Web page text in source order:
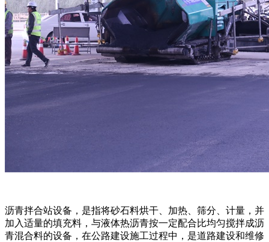
沥青拌合站设备，是指将砂石料烘干、加热、筛分、计量，并
加入适量的填充料，与液体热沥青按一定配合比均匀搅拌成沥
青混合料的设备，在公路建设施工过程中，是道路建设和维修